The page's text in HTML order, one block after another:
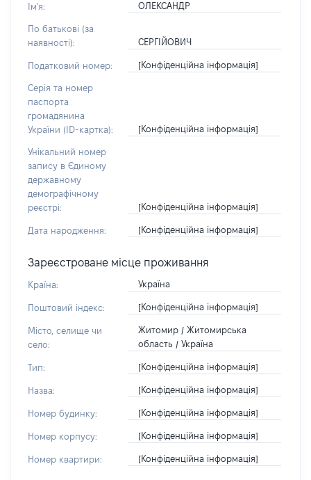
Ім'я: ОЛЕКСАНДР
По батькові (за
наявності):
СЕРГІЙОВИЧ
Податковий номер: [Конфіденційна інформація]
Серія та номер
паспорта
громадянина
України (ID-картка):
[Конфіденційна інформація]
Унікальний номер
запису в Єдиному
державному
демографічному
реєстрі:
[Конфіденційна інформація]
Дата народження: [Конфіденційна інформація]
Зареєстроване місце проживання
Країна: Україна
Поштовий індекс: [Конфіденційна інформація]
Місто, селище чи
село:
Житомир / Житомирська
область / Україна
Тип: [Конфіденційна інформація]
Назва: [Конфіденційна інформація]
Номер будинку: [Конфіденційна інформація]
Номер корпусу: [Конфіденційна інформація]
Номер квартири: [Конфіденційна інформація]